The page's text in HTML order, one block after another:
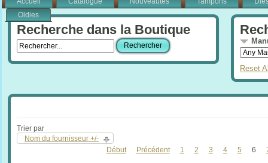
Oldies
Recherche dans la Boutique
Reset
Trier par
Nom du fournisseur +/-
Début
Précédent 1 2 3 4 5 6